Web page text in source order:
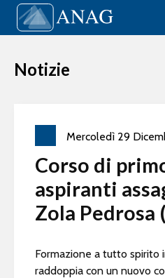
Vai al contenuto
Main
Notizie
Mercoledì 29
Corso di
aspiranti
Zola Pedrosa
Formazione a tutto spirito
raddoppia con un nuovo